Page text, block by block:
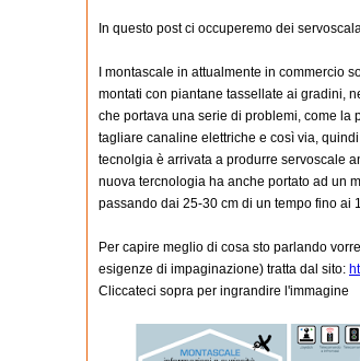
In questo post ci occuperemo dei
I montascale in attualmente in commercio
montati con piantane tassellate ai gradini,
che portava una serie di problemi, come la
tagliare canaline elettriche e così via,
tecnolgia è arrivata a produrre servoscale
nuova tercnologia ha anche portato ad un
passando dai 25-30 cm di un tempo fino ai
Per capire meglio di cosa sto parlando
esigenze di impaginazione) tratta dal sito:
Cliccateci sopra per ingrandire l'immagine